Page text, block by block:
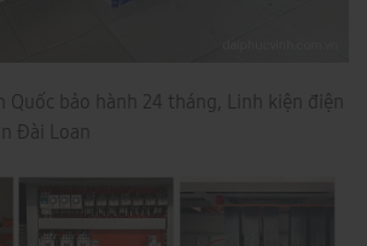
Quốc bảo hành 24 tháng, Linh kiện điện
Đài Loan